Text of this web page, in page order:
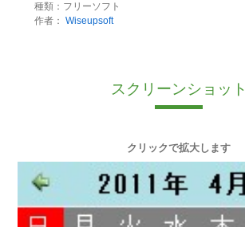
種類：フリーソフト
作者： Wiseupsoft
スクリーンショット
クリックで拡大します